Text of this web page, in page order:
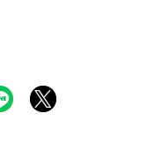
関連性のある
限りにおいて